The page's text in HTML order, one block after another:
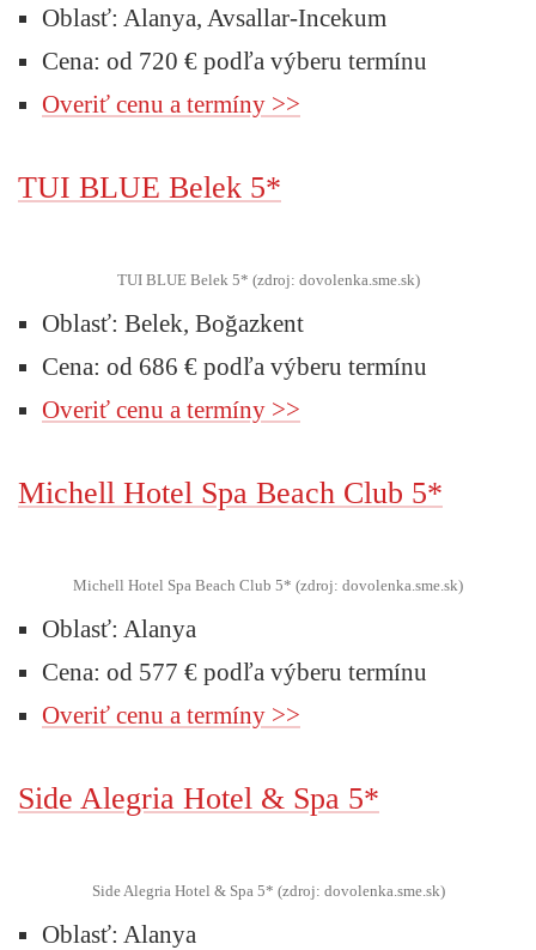
Oblasť: Alanya, Avsallar-Incekum
Cena: od 720 € podľa výberu termínu
Overiť cenu a termíny >>
TUI BLUE Belek 5*
TUI BLUE Belek 5* (zdroj: dovolenka.sme.sk)
Oblasť: Belek, Boğazkent
Cena: od 686 € podľa výberu termínu
Overiť cenu a termíny >>
Michell Hotel Spa Beach Club 5*
Michell Hotel Spa Beach Club 5* (zdroj: dovolenka.sme.sk)
Oblasť: Alanya
Cena: od 577 € podľa výberu termínu
Overiť cenu a termíny >>
Side Alegria Hotel & Spa 5*
Side Alegria Hotel & Spa 5* (zdroj: dovolenka.sme.sk)
Oblasť: Alanya